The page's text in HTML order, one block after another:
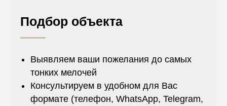
Подбор объекта
Выявляем ваши пожелания до самых
тонких мелочей
Консультируем в удобном для Вас
формате (телефон, WhatsApp, Telegram,